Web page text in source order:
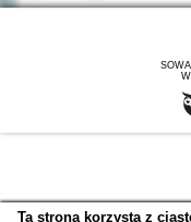
Ta strona korzysta z